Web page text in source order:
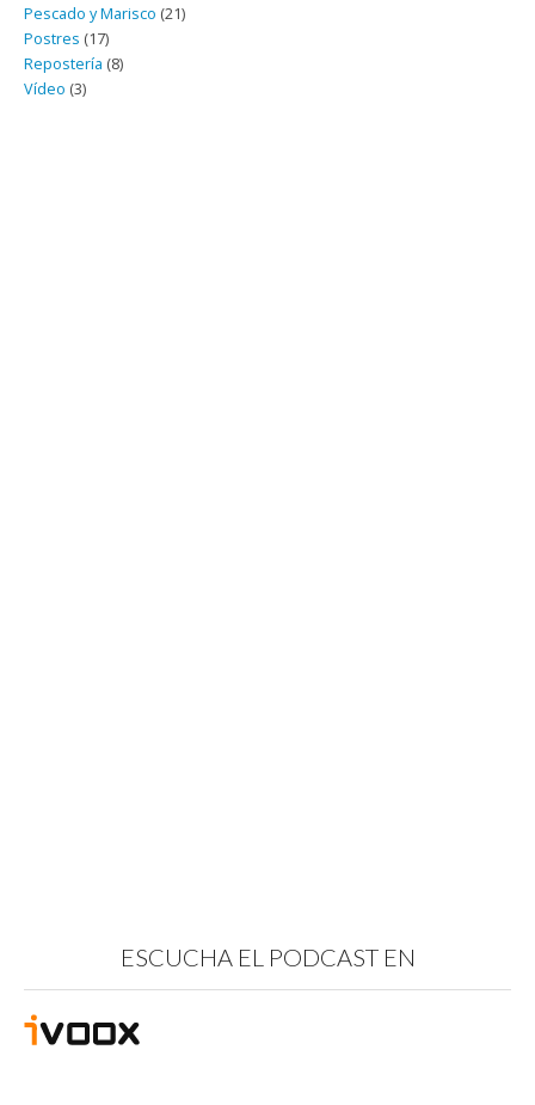
Pescado y Marisco (21)
Postres (17)
Repostería (8)
Vídeo (3)
ESCUCHA EL PODCAST EN